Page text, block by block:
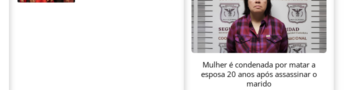
Mulher é condenada por matar a
esposa 20 anos após assassinar o
marido